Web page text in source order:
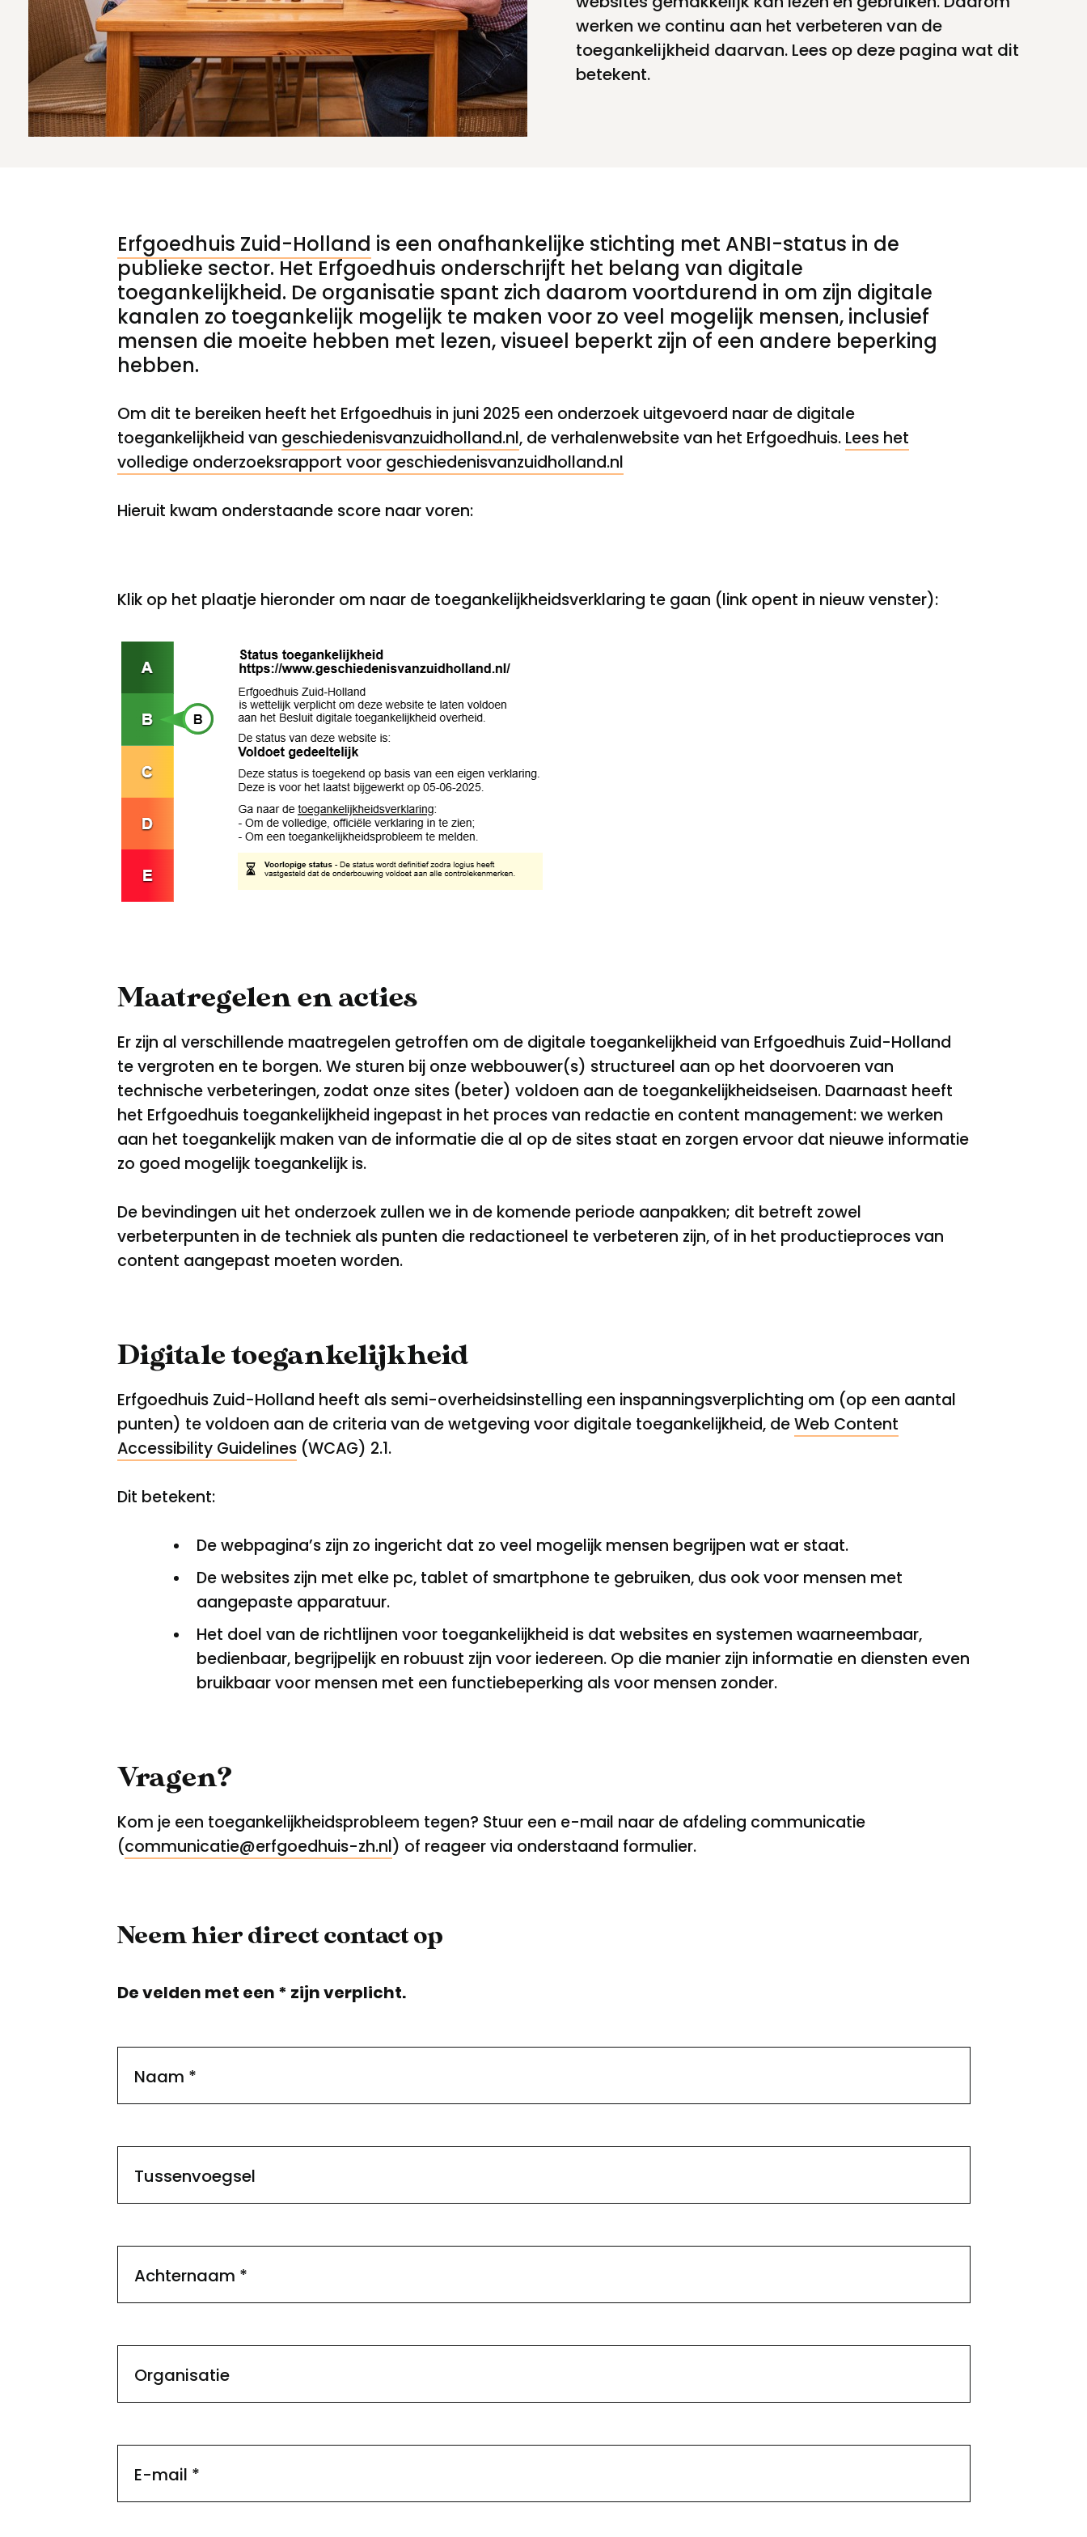
Meld een archeologische vondst
Nieuwsbrief
Toegankelijkheid
Privacyverklaring
Nieuwsbrief
Voorwaarden
Privacyverklaring
werken we continu aan het verbeteren van de
toegankelijkheid daarvan. Lees op deze pagina wat dit
betekent.
Erfgoedhuis Zuid-Holland is een onafhankelijke stichting met ANBI-status in de
publieke sector. Het Erfgoedhuis onderschrijft het belang van digitale
toegankelijkheid. De organisatie spant zich daarom voortdurend in om zijn digitale
kanalen zo toegankelijk mogelijk te maken voor zo veel mogelijk mensen, inclusief
mensen die moeite hebben met lezen, visueel beperkt zijn of een andere beperking
hebben.
Om dit te bereiken heeft het Erfgoedhuis in juni 2025 een onderzoek uitgevoerd naar de digitale
toegankelijkheid van geschiedenisvanzuidholland.nl, de verhalenwebsite van het Erfgoedhuis. Lees het
volledige onderzoeksrapport voor geschiedenisvanzuidholland.nl
Hieruit kwam onderstaande score naar voren:
Klik op het plaatje hieronder om naar de toegankelijkheidsverklaring te gaan (link opent in nieuw venster):
Maatregelen en acties
Er zijn al verschillende maatregelen getroffen om de digitale toegankelijkheid van Erfgoedhuis Zuid-Holland
te vergroten en te borgen. We sturen bij onze webbouwer(s) structureel aan op het doorvoeren van
technische verbeteringen, zodat onze sites (beter) voldoen aan de toegankelijkheidseisen. Daarnaast heeft
het Erfgoedhuis toegankelijkheid ingepast in het proces van redactie en content management: we werken
aan het toegankelijk maken van de informatie die al op de sites staat en zorgen ervoor dat nieuwe informatie
zo goed mogelijk toegankelijk is.
De bevindingen uit het onderzoek zullen we in de komende periode aanpakken; dit betreft zowel
verbeterpunten in de techniek als punten die redactioneel te verbeteren zijn, of in het productieproces van
content aangepast moeten worden.
Digitale toegankelijkheid
Erfgoedhuis Zuid-Holland heeft als semi-overheidsinstelling een inspanningsverplichting om (op een aantal
punten) te voldoen aan de criteria van de wetgeving voor digitale toegankelijkheid, deWeb Content
Accessibility Guidelines(WCAG) 2.1.
Dit betekent:
De webpagina’s zijn zo ingericht dat zo veel mogelijk mensen begrijpen wat er staat.
De websites zijn met elke pc, tablet of smartphone te gebruiken, dus ook voor mensen met
aangepaste apparatuur.
Het doel van de richtlijnen voor toegankelijkheid is dat websites en systemen waarneembaar,
bedienbaar, begrijpelijk en robuust zijn voor iedereen. Op die manier zijn informatie en diensten even
bruikbaar voor mensen met een functiebeperking als voor mensen zonder.
Vragen?
Kom je een toegankelijkheidsprobleem tegen? Stuur een e-mail naar de afdeling communicatie
(communicatie@erfgoedhuis-zh.nl) of reageer via onderstaand formulier.
Neem hier direct contact op
De velden met een * zijn verplicht.
Naam *
Tussenvoegsel
Achternaam *
Organisatie
E-mail *